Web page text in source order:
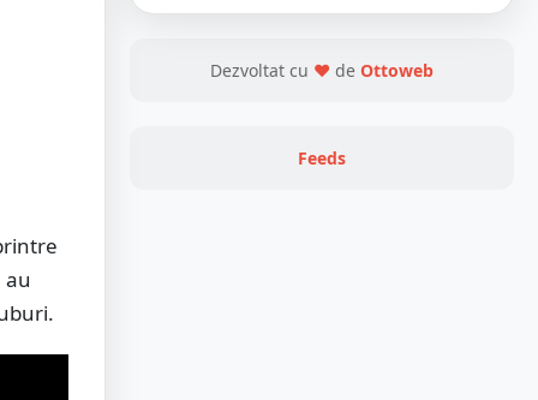
au
Dezvoltat cu ❤ de Ottoweb
Feeds